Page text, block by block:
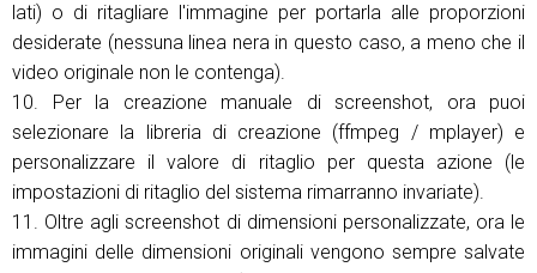
lati) o di ritagliare l'immagine per portarla alle proporzioni
desiderate (nessuna linea nera in questo caso, a meno che il
video originale non le contenga).
10. Per la creazione manuale di screenshot, ora puoi
selezionare la libreria di creazione (ffmpeg / mplayer) e
personalizzare il valore di ritaglio per questa azione (le
impostazioni di ritaglio del sistema rimarranno invariate).
11. Oltre agli screenshot di dimensioni personalizzate, ora le
immagini delle dimensioni originali vengono sempre salvate